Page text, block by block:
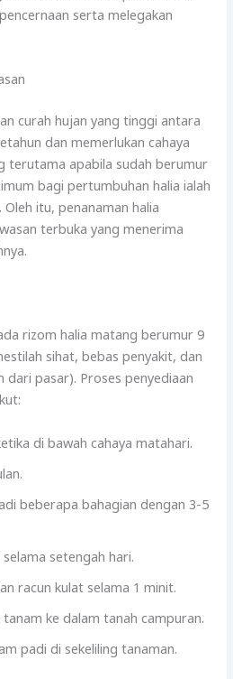
serta melegakan
curah hujan yang tinggi antara
dan memerlukan cahaya
terutama apabila sudah berumur
bagi pertumbuhan halia ialah
Oleh itu, penanaman halia
terbuka yang menerima
rizom halia matang berumur 9
sihat, bebas penyakit, dan
dari pasar). Proses penyediaan
di bawah cahaya matahari.
beberapa bahagian dengan 3-5
setengah hari.
racun kulat selama 1 minit.
ke dalam tanah campuran.
padi di sekeliling tanaman.